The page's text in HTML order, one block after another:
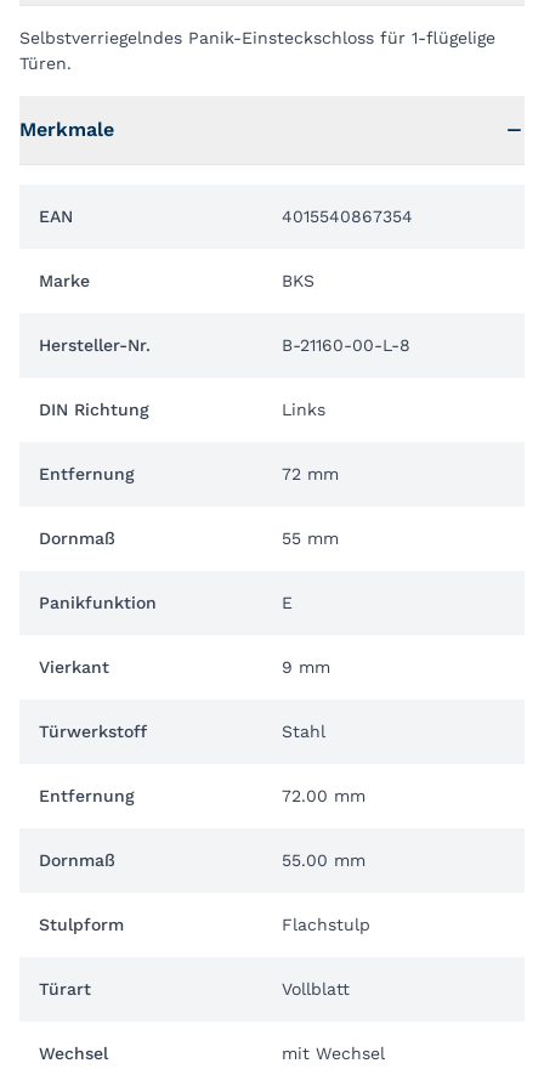
Selbstverriegelndes Panik-Einsteckschloss für 1-flügelige
Türen.
Merkmale
EAN 4015540867354
Marke BKS
Hersteller-Nr. B-21160-00-L-8
DIN Richtung Links
Entfernung 72 mm
Dornmaß 55 mm
Panikfunktion E
Vierkant 9 mm
Türwerkstoff Stahl
Entfernung 72.00 mm
Dornmaß 55.00 mm
Stulpform Flachstulp
Türart Vollblatt
Wechsel mit Wechsel